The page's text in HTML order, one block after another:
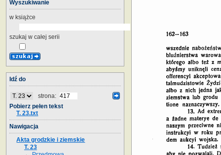
Wyszukiwanie
w książce
szukaj w całej serii
Idź do
strona:
Pobierz pełen tekst
T. 23.txt
Nawigacja
Akta grodzkie i ziemskie
T. 23